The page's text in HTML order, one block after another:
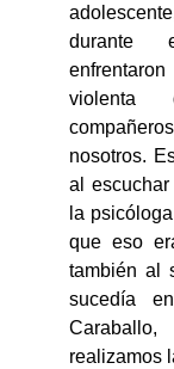
durante
violenta
nosotros.
al
la
que eso
también al
sucedía
realizamos